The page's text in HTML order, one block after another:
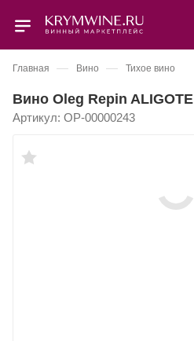
Главная — Вино — Тихое вино
Вино Oleg Repin ALIGOTE
Артикул: OP-00000243